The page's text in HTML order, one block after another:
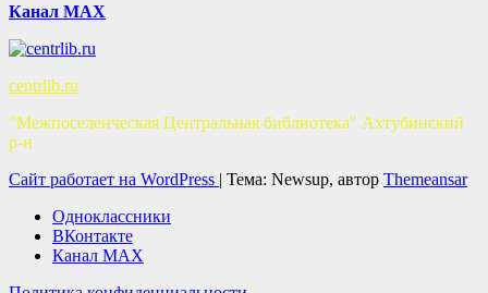
Канал MAX
centrlib.ru
"Межпоселенческая Центральная библиотека" Ахтубинский
р-н
Сайт работает на WordPress | Тема: Newsup, автор Themeansar
Одноклассники
ВКонтакте
Канал MAX